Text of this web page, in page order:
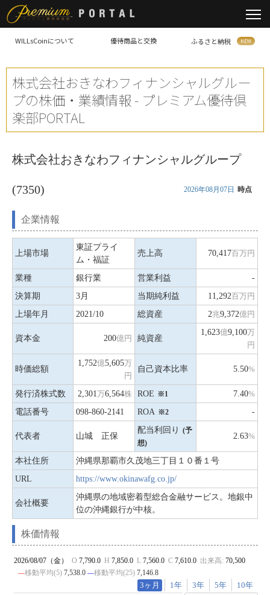
WILLsCoinについて 優待商品と交換 ふるさと納税
株式会社おきなわフィナンシャルグルー
プの株価・業績情報 - プレミアム優待倶
楽部PORTAL